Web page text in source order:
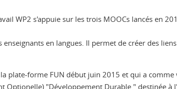
WP2 s'appuie sur les trois MOOCs lancés en
en langues. Il permet de créer des
plate-forme FUN début juin 2015 et qui a
"Développement Durable " destinée à